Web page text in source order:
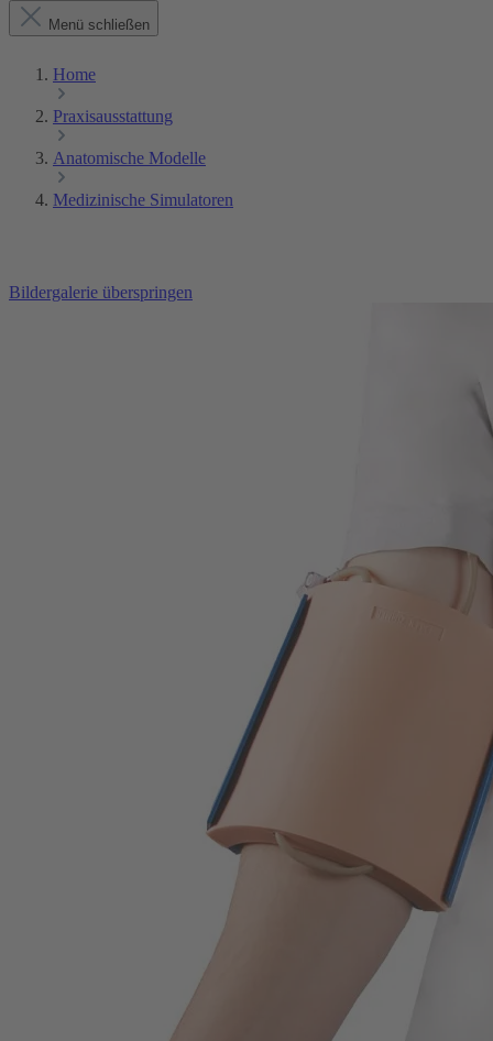
Menü schließen
Home
Praxisausstattung
Anatomische Modelle
Medizinische Simulatoren
Bildergalerie überspringen